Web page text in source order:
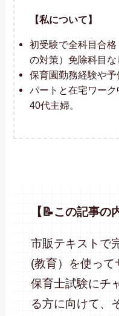
【私について】
初受験で全科目合
の対策）免除科目な
保育園勤務経験や予
パートと在宅ワー
40代主婦。
【📝この記事の
市販テキストで
(教育）を使って
保育士試験にチ
る方に向けて、